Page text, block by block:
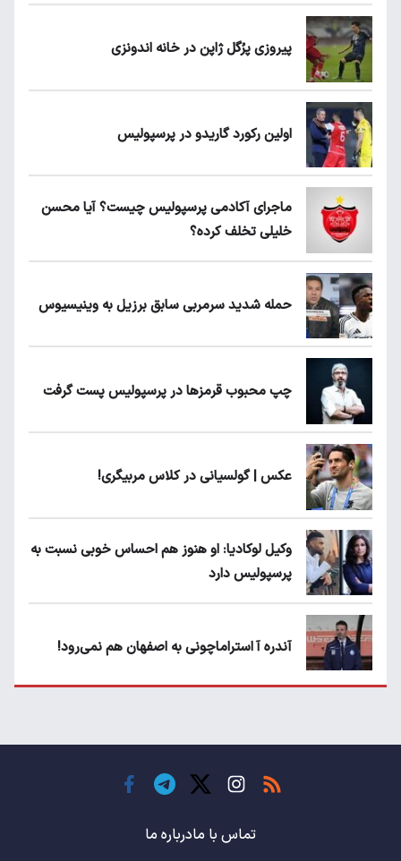
پیروزی پرُگل ژاپن در خانه اندونزی
اولین رکورد گاریدو در پرسپولیس
ماجرای آکادمی پرسپولیس چیست؟ آیا محسن
خلیلی تخلف کرده؟
حمله شدید سرمربی سابق برزیل به وینیسیوس
چپ محبوب قرمزها در پرسپولیس پست گرفت
عکس | گولسیانی در کلاس مربیگری!
وکیل لوکادیا: او هنوز هم احساس خوبی نسبت به
پرسپولیس دارد
آندره آ استراماچونی به اصفهان هم نمی‌رود!
حسن روی هوا!
باشگاه های جهان
تماس با مادرباره ما